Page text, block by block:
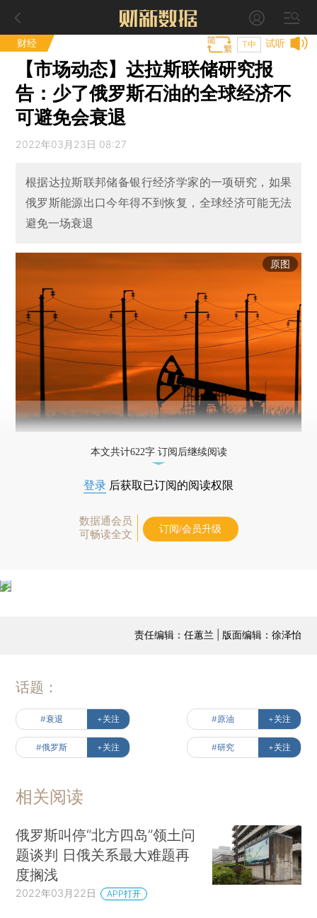
财经 试听
T中
【市场动态】达拉斯联储研究报
告：少了俄罗斯石油的全球经济不
可避免会衰退
2022年03月23日 08:27
根据达拉斯联邦储备银行经济学家的一项研究，如果
俄罗斯能源出口今年得不到恢复，全球经济可能无法
避免一场衰退
原图
本文共计622字 订阅后继续阅读
登录 后获取已订阅的阅读权限
数据通会员
可畅读全文
订阅/会员升级
责任编辑：任蕙兰 | 版面编辑：徐泽怡
话题：
#衰退 +关注 #原油 +关注
#俄罗斯 +关注 #研究 +关注
相关阅读
俄罗斯叫停“北方四岛”领土问
题谈判 日俄关系最大难题再
度搁浅
2022年03月22日 APP打开